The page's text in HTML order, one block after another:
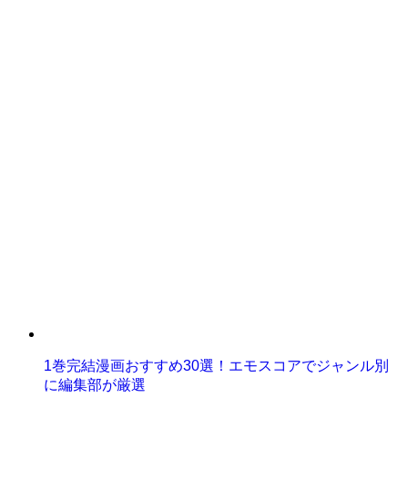
1巻完結漫画おすすめ30選！エモスコアでジャンル別
に編集部が厳選